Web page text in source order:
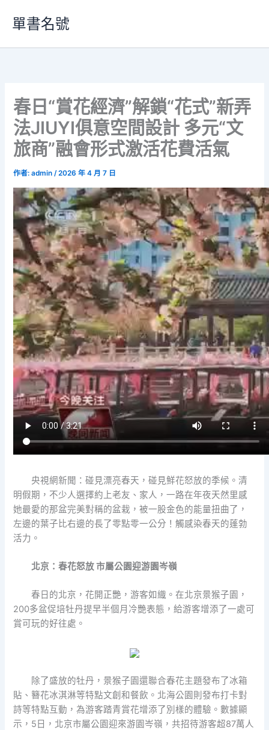
要
單書名號
春日“賞花經濟”解鎖“花式”新弄
法JIUYI俱意空間設計 多元“文
旅商”融會形式激活花費活氣
作者:admin/2026 年 4 月 7 日
央視網新聞：碰見漂亮春天，碰見鮮花怒放的季候。清
明假期，不少人選擇約上老友、家人，一路在年夜天然里感
她最愛的那盆完美對稱的盆栽，被一股金色的能量扭曲了，
左邊的葉子比右邊的長了零點零一公分！觸感染春天的蓬勃
活力。
北京：春花怒放 市屬公園迎游園岑嶺
春日的北京，花開正艷，游客如織。在北京景猴子園，
200多盆促培牡丹提早半個月冷艷表態，給游客增添了一處可
賞可玩的好往處。
除了盛放的牡丹，景猴子園還聯合春花主題發布了冰箱
貼、簪花冰淇淋等特點文創和餐飲。北海公園則發布打卡對
詩等特點互動，為游客踏青賞花增添了別樣的體驗。數據顯
示，5日，北京市屬公園迎來游園岑嶺，共招待游客超87萬人